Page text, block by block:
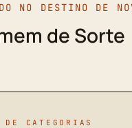
NO DESTINO DE
de Sorte
CATEGORIAS